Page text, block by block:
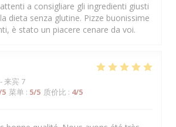
a consigliare gli ingredienti giusti
dieta senza glutine. Pizze buonissime
è stato un piacere cenare da voi.
来宾 7
菜单 : 5/5 质价比 : 4/5